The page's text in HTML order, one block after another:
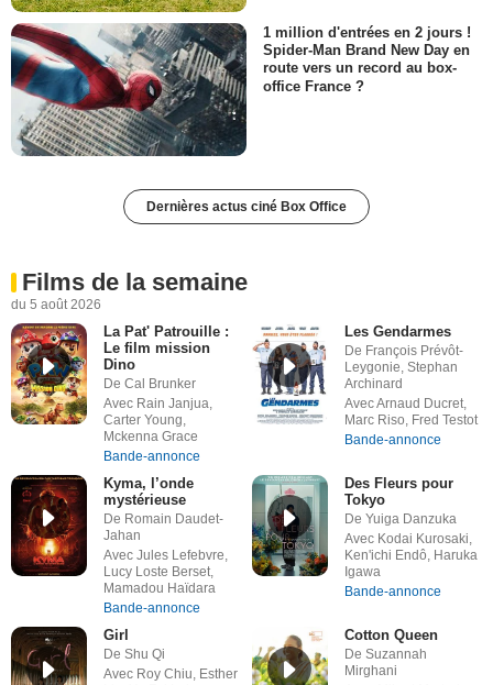
1 million d'entrées en 2 jours !
Spider-Man Brand New Day en
route vers un record au box-
office France ?
Dernières actus ciné Box Office
Films de la semaine
du 5 août 2026
La Pat' Patrouille :
Le film mission
Dino
De Cal Brunker
Avec Rain Janjua,
Carter Young,
Mckenna Grace
Bande-annonce
Les Gendarmes
De François Prévôt-
Leygonie, Stephan
Archinard
Avec Arnaud Ducret,
Marc Riso, Fred Testot
Bande-annonce
Kyma, l’onde
mystérieuse
De Romain Daudet-
Jahan
Avec Jules Lefebvre,
Lucy Loste Berset,
Mamadou Haïdara
Bande-annonce
Des Fleurs pour
Tokyo
De Yuiga Danzuka
Avec Kodai Kurosaki,
Ken'ichi Endô, Haruka
Igawa
Bande-annonce
Girl
De Shu Qi
Avec Roy Chiu, Esther
Cotton Queen
De Suzannah
Mirghani